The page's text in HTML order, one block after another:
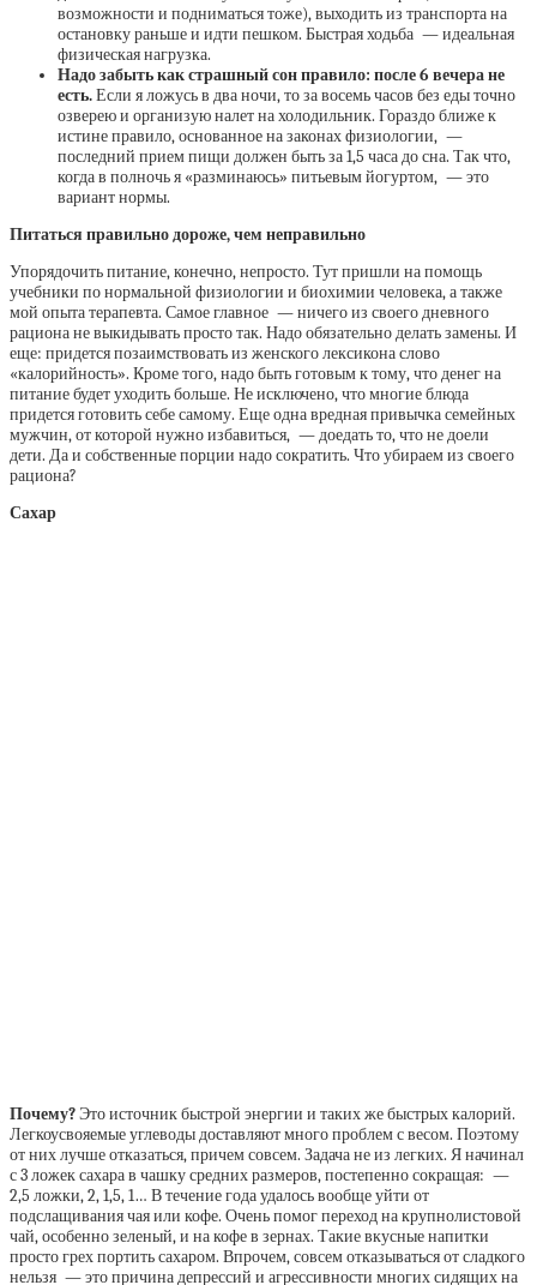
возможности и подниматься тоже), выходить из транспорта на
остановку раньше и идти пешком. Быстрая ходьба — идеальная
физическая нагрузка.
Надо забыть как страшный сон правило: после 6 вечера не
есть.Если я ложусь в два ночи, то за восемь часов без еды точно
озверею и организую налет на холодильник. Гораздо ближе к
истине правило, основанное на законах физиологии, —
последний прием пищи должен быть за 1,5 часа до сна. Так что,
когда в полночь я «разминаюсь» питьевым йогуртом, — это
вариант нормы.
Питаться правильно дороже,чем неправильно
Упорядочить питание, конечно, непросто. Тут пришли на помощь
учебники по нормальной физиологии и биохимии человека, а также
мой опыта терапевта. Самое главное — ничего из своего дневного
рациона не выкидывать просто так. Надо обязательно делать замены. И
еще: придется позаимствовать из женского лексикона слово
«калорийность». Кроме того, надо быть готовым к тому, что денег на
питание будет уходить больше. Не исключено, что многие блюда
придется готовить себе самому. Еще одна вредная привычка семейных
мужчин, от которой нужно избавиться, — доедать то, что не доели
дети. Да и собственные порции надо сократить. Что убираем из своего
рациона?
Сахар
Почему?Это источник быстрой энергии и таких же быстрых калорий.
Легкоусвояемые углеводы доставляют много проблем с весом. Поэтому
от них лучше отказаться, причем совсем. Задача не из легких. Я начинал
с 3 ложек сахара в чашку средних размеров, постепенно сокращая: —
2,5 ложки, 2, 1,5, 1… В течение года удалось вообще уйти от
подслащивания чая или кофе. Очень помог переход на крупнолистовой
чай, особенно зеленый, и на кофе в зернах. Такие вкусные напитки
просто грех портить сахаром. Впрочем, совсем отказываться от сладкого
нельзя — это причина депрессий и агрессивности многих сидящих на